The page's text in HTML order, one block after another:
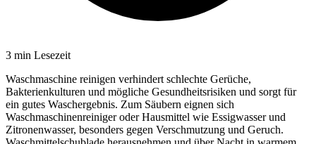
3 min Lesezeit
Waschmaschine reinigen verhindert schlechte Gerüche,
Bakterienkulturen und mögliche Gesundheitsrisiken und sorgt für
ein gutes Waschergebnis. Zum Säubern eignen sich
Waschmaschinenreiniger oder Hausmittel wie Essigwasser und
Zitronenwasser, besonders gegen Verschmutzung und Geruch.